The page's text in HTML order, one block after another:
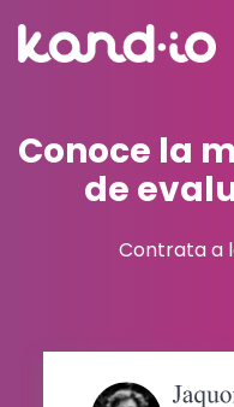
Conoce la
de
Contrata a